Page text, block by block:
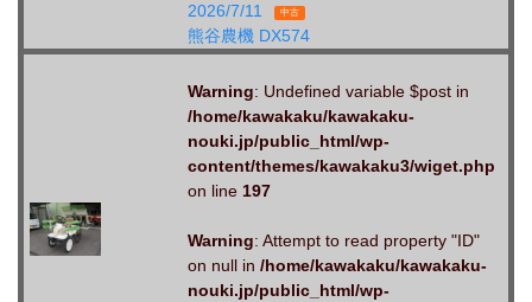
2026/7/11
中古
熊谷農機 DX574
Warning: Undefined variable $post in
/home/kawakaku/kawakaku-
nouki.jp/public_html/wp-
content/themes/kawakaku3/wiget.php
on line 197
Warning: Attempt to read property "ID"
on null in /home/kawakaku/kawakaku-
nouki.jp/public_html/wp-